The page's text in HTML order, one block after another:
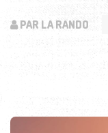
PAR LA RANDO